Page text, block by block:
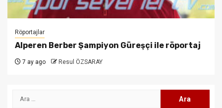
Röportajlar
Alperen Berber Şampiyon Güreşçi ile röportaj
7 ay ago Resul ÖZSARAY
Arama: